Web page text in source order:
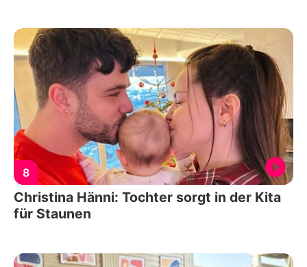
8
Christina Hänni: Tochter sorgt in der Kita
für Staunen